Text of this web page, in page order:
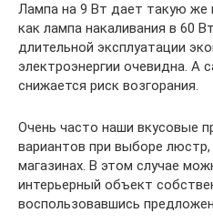
Лампа на 9 Вт дает такую же
как лампа накаливания в 60
длительной эксплуатации
электроэнергии очевидна. А
снижается риск возгорания.
Очень часто наши вкусовые
вариантов при выборе
магазинах. В этом случае
интерьерный объект
воспользовавшись